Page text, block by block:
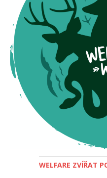
WELFARE ZVÍŘAT